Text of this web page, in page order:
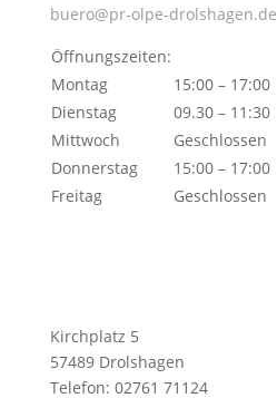
buero@pr-olpe-drolshagen.de
Öffnungszeiten:
Montag
15:00 – 17:00
Dienstag
09.30 – 11:30
Mittwoch
Geschlossen
Donnerstag
15:00 – 17:00
Freitag
Geschlossen
Kirchplatz 5
57489 Drolshagen
Telefon: 02761 71124